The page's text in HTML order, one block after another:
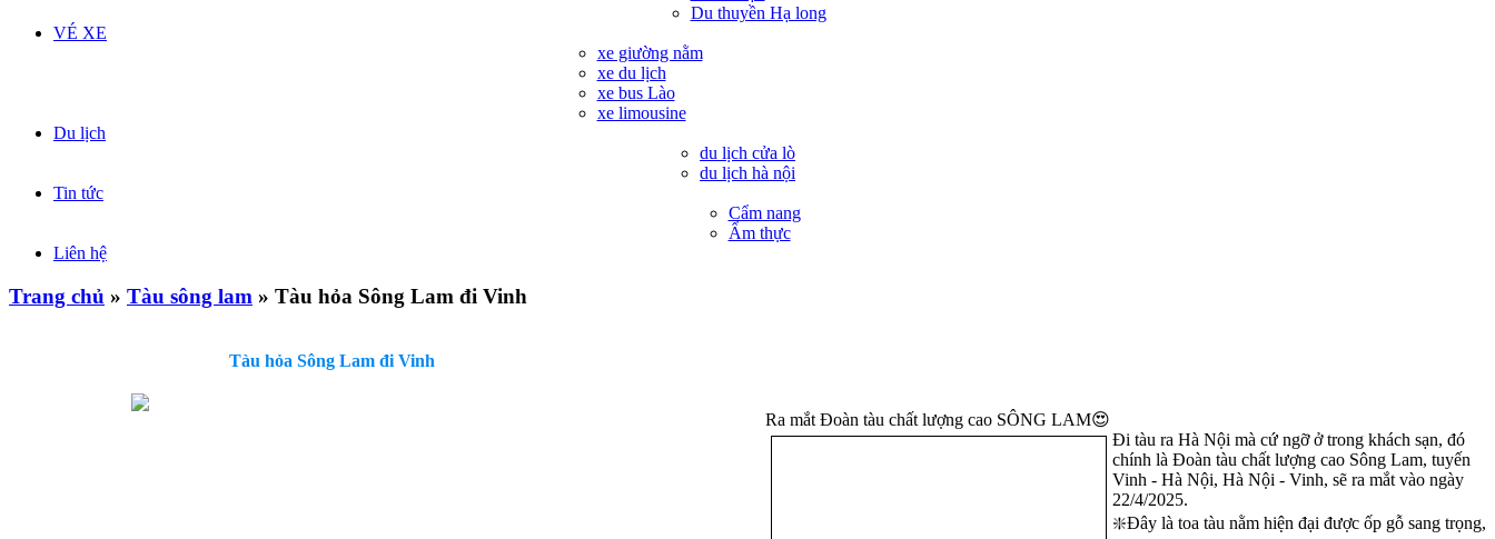
Du thuyền Hạ long
VÉ XE
xe giường nằm
xe du lịch
xe bus Lào
xe limousine
Du lịch
du lịch cửa lò
du lịch hà nội
Tin tức
Cẩm nang
Ẩm thực
Liên hệ
Trang chủ » Tàu sông lam » Tàu hỏa Sông Lam đi Vinh
Tàu hỏa Sông Lam đi Vinh
Ra mắt Đoàn tàu chất lượng cao SÔNG LAM😍
Đi tàu ra Hà Nội mà cứ ngỡ ở trong khách sạn, đó
chính là Đoàn tàu chất lượng cao Sông Lam, tuyến
Vinh - Hà Nội, Hà Nội - Vinh, sẽ ra mắt vào ngày
22/4/2025.
❇️Đây là toa tàu nằm hiện đại được ốp gỗ sang trọng,